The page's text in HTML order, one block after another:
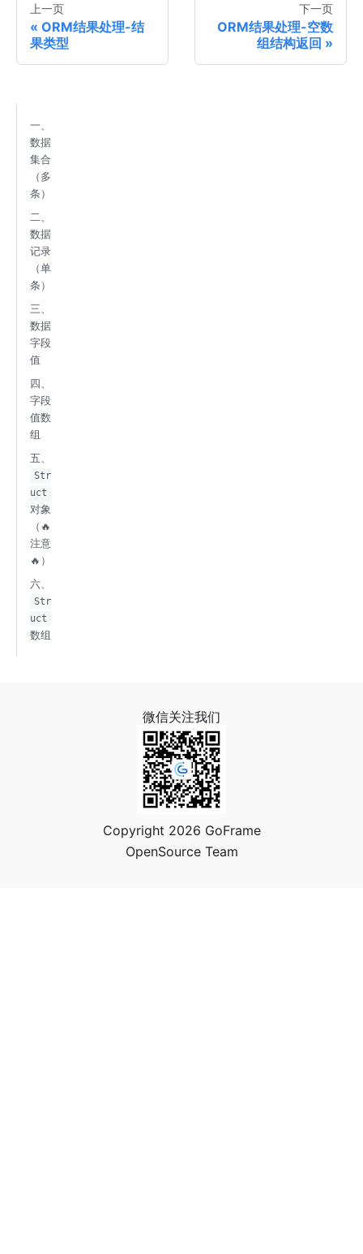
上一页
ORM结果处理-结
果类型
下一页
ORM结果处理-空数
组结构返回
一、
数据
集合
（多
条）
二、
数据
记录
（单
条）
三、
数据
字段
值
四、
字段
值数
组
五、
Str
uct
对象
（🔥
注意
🔥）
六、
Str
uct
数组
微信关注我们
Copyright 2026 GoFrame
OpenSource Team